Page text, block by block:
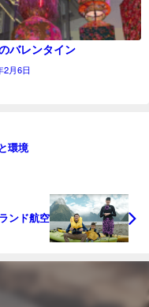
バレンタイン
2月6日
環境
ンド航空